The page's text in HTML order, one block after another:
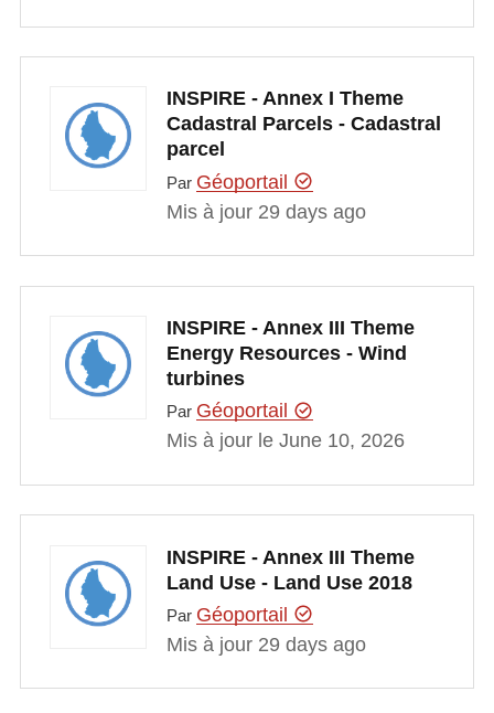
INSPIRE - Annex I Theme
Cadastral Parcels - Cadastral
parcel
Par Géoportail
Mis à jour 29 days ago
INSPIRE - Annex III Theme
Energy Resources - Wind
turbines
Par Géoportail
Mis à jour le June 10, 2026
INSPIRE - Annex III Theme
Land Use - Land Use 2018
Par Géoportail
Mis à jour 29 days ago